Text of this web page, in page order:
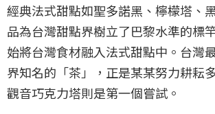
經典法式甜點如聖多諾黑、檸檬塔、
品為台灣甜點界樹立了巴黎水準的標
始將台灣食材融入法式甜點中。台灣
界知名的「茶」，正是某某努力耕耘
觀音巧克力塔則是第一個嘗試。